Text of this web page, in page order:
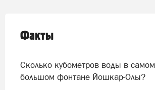
Факты
Сколько кубометров воды в самом
большом фонтане Йошкар-Олы?